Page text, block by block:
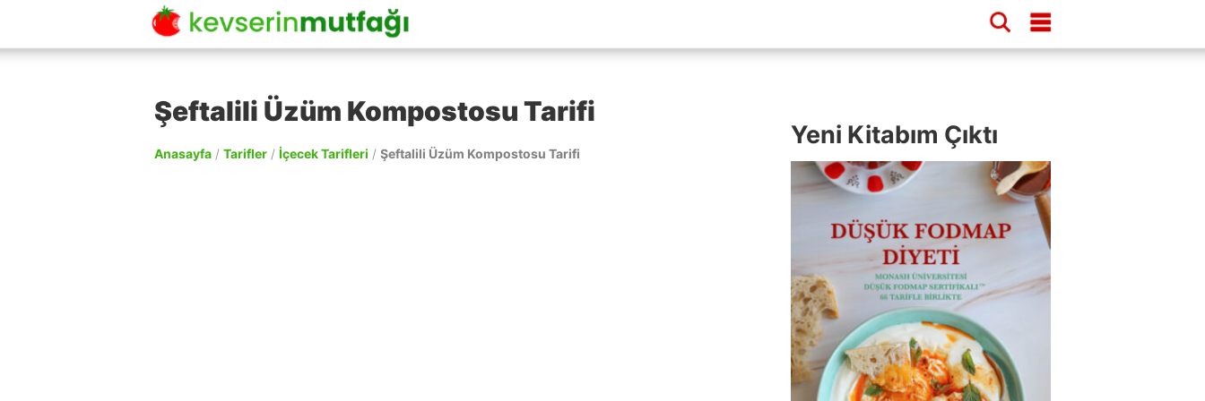
Şeftalili Üzüm Kompostosu Tarifi
Anasayfa / Tarifler / İçecek Tarifleri / Şeftalili Üzüm Kompostosu Tarifi
Yeni Kitabım Çıktı